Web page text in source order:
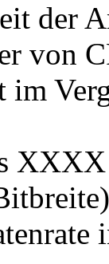
der
von
im
XXXX